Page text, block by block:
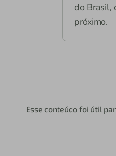
do Brasil,
próximo.
Esse conteúdo foi útil